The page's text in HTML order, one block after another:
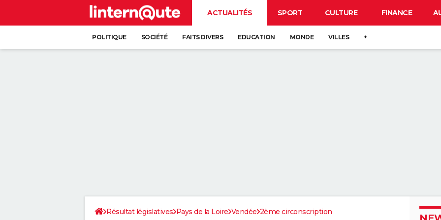
ACTUALITÉS SPORT CULTURE FINANCE
POLITIQUE SOCIÉTÉ FAITS DIVERS EDUCATION MONDE VILLES +
Résultat législatives Pays de la Loire Vendée 2ème circonscription